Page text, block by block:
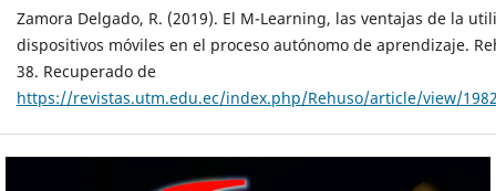
Zamora Delgado, R. (2019). El M-Learning, las ventajas de la
dispositivos móviles en el proceso autónomo de aprendizaje.
38. Recuperado de
https://revistas.utm.edu.ec/index.php/Rehuso/article/view/